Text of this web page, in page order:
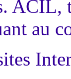
ACIL,
au